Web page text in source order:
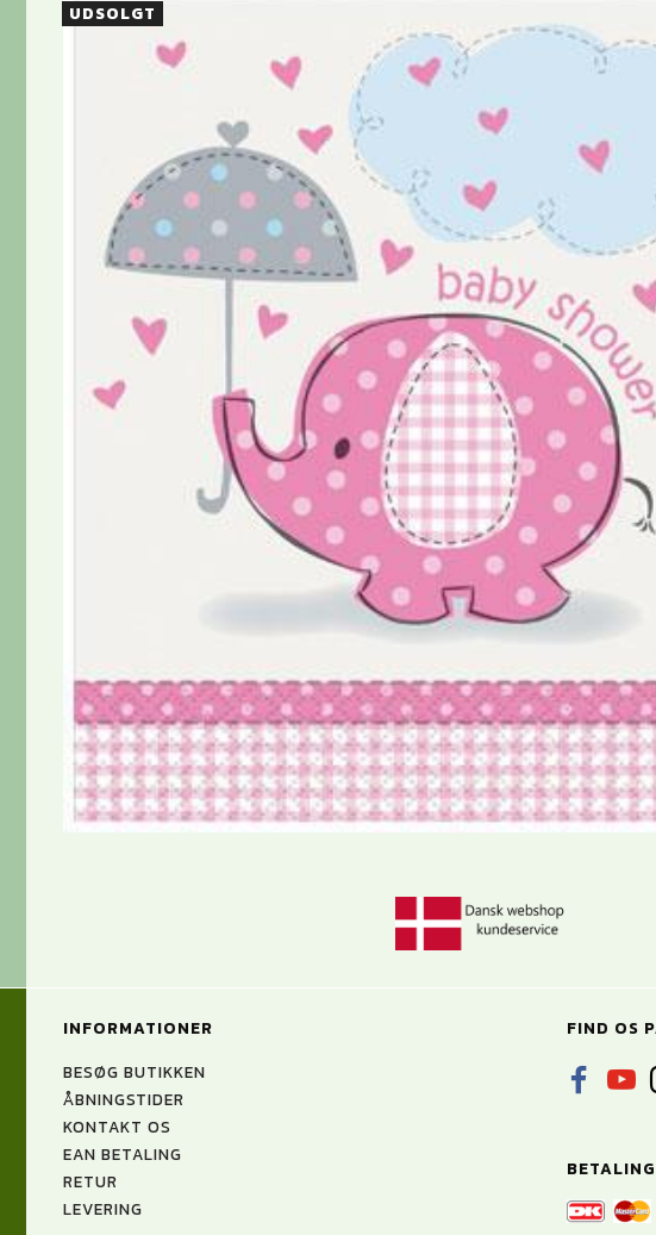
UDSOLGT
INFORMATIONER
BESØG BUTIKKEN
ÅBNINGSTIDER
KONTAKT OS
EAN BETALING
RETUR
LEVERING
FIND OS